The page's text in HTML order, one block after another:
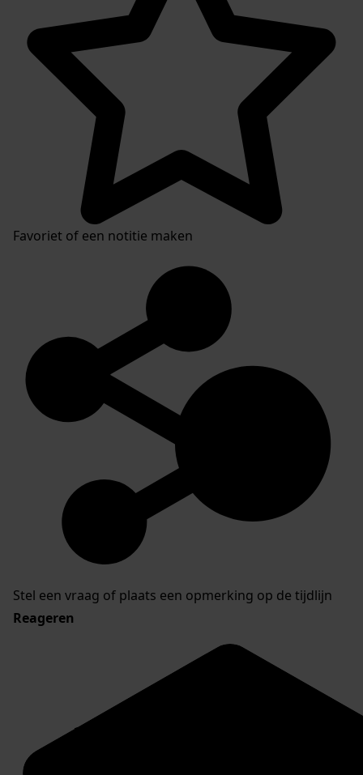
Favoriet of een notitie maken
Stel een vraag of plaats een opmerking op de tijdlijn
Reageren